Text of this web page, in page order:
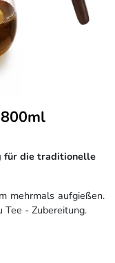
für die traditionelle
mehrmals aufgießen.
Tee - Zubereitung.